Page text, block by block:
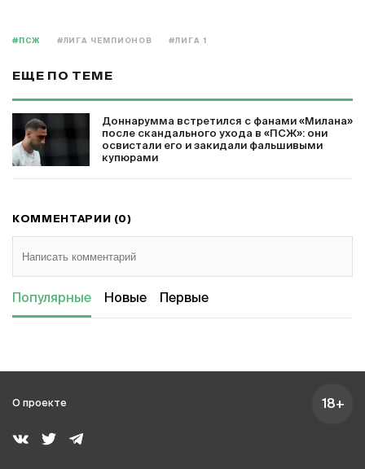
#ПСЖ #ЛИГА ЧЕМПИОНОВ #ЛИГА 1
ЕЩЕ ПО ТЕМЕ
Доннарумма встретился с фанами «Милана»
после скандального ухода в «ПСЖ»: они
освистали его и закидали фальшивыми
купюрами
КОММЕНТАРИИ (0)
Популярные Новые Первые
О проекте 18+